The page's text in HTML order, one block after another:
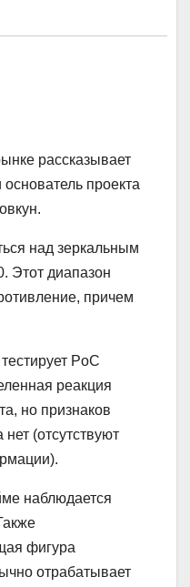
рассказывает
проекта
над зеркальным
Этот диапазон
причем
PoC
реакция
но признаков
(отсутствуют
наблюдается
фигура
отрабатывает